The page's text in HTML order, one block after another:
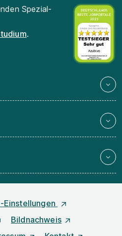
Spezial-
.
Einstellungen
Bildnachweis